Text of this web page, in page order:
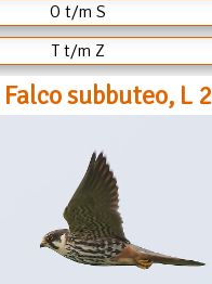
O t/m S
T t/m Z
subbuteo, L